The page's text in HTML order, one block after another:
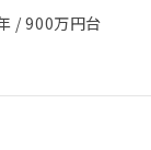
/ 900万円台